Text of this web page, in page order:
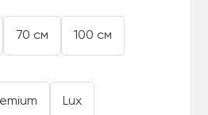
70 см 100 см
Lux